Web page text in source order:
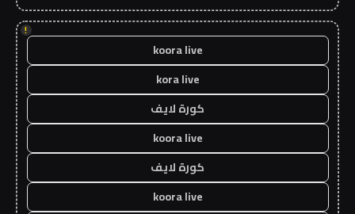
!
koora live
kora live
كورة لايف
koora live
كورة لايف
koora live